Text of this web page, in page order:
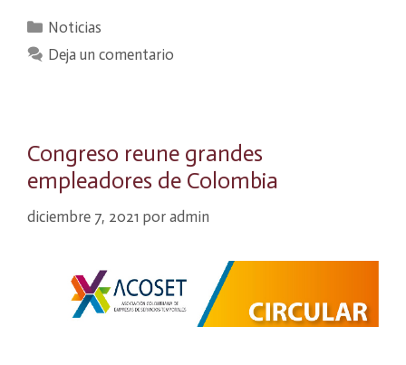
Categorías
Noticias
Deja un comentario
Congreso reune grandes
empleadores de Colombia
diciembre 7, 2021 por admin